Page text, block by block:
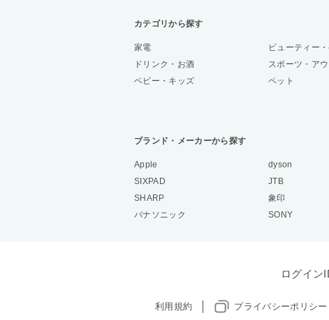
カテゴリから探す
家電 ビューティー
ドリンク・お酒
スポーツ・ア
ベビー・キッズ
ペット
ブランド・メーカーから探す
Apple dyson
SIXPAD
JTB
SHARP
象印
パナソニック
SONY
ログイン
利用規約 プライバシーポリシー